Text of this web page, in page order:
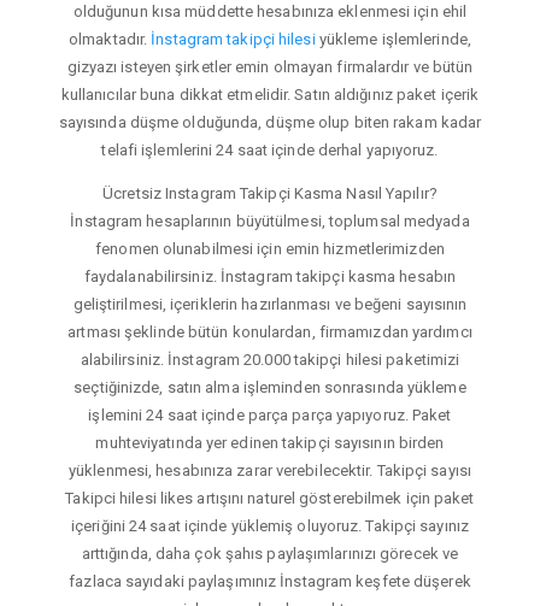
olduğunun kısa müddette hesabınıza eklenmesi için ehil
olmaktadır. İnstagram takipçi hilesiyükleme işlemlerinde,
gizyazı isteyen şirketler emin olmayan firmalardır ve bütün
kullanıcılar buna dikkat etmelidir. Satın aldığınız paket içerik
sayısında düşme olduğunda, düşme olup biten rakam kadar
telafi işlemlerini 24 saat içinde derhal yapıyoruz.
Ücretsiz Instagram Takipçi Kasma Nasıl Yapılır?
İnstagram hesaplarının büyütülmesi, toplumsal medyada
fenomen olunabilmesi için emin hizmetlerimizden
faydalanabilirsiniz. İnstagram takipçi kasma hesabın
geliştirilmesi, içeriklerin hazırlanması ve beğeni sayısının
artması şeklinde bütün konulardan, firmamızdan yardımcı
alabilirsiniz. İnstagram 20.000 takipçi hilesi paketimizi
seçtiğinizde, satın alma işleminden sonrasında yükleme
işlemini 24 saat içinde parça parça yapıyoruz. Paket
muhteviyatında yer edinen takipçi sayısının birden
yüklenmesi, hesabınıza zarar verebilecektir. Takipçi sayısı
Takipci hilesi likes artışını naturel gösterebilmek için paket
içeriğini 24 saat içinde yüklemiş oluyoruz. Takipçi sayınız
arttığında, daha çok şahıs paylaşımlarınızı görecek ve
fazlaca sayıdaki paylaşımınız İnstagram keşfete düşerek